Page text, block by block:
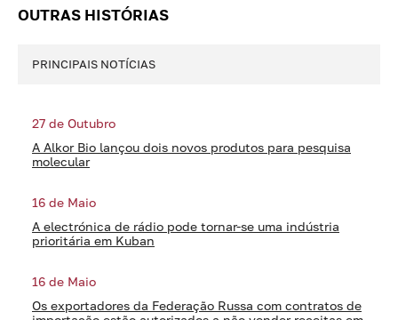
OUTRAS HISTÓRIAS
PRINCIPAIS NOTÍCIAS
27 de Outubro
A Alkor Bio lançou dois novos produtos para pesquisa
molecular
16 de Maio
A electrónica de rádio pode tornar-se uma indústria
prioritária em Kuban
16 de Maio
Os exportadores da Federação Russa com contratos de